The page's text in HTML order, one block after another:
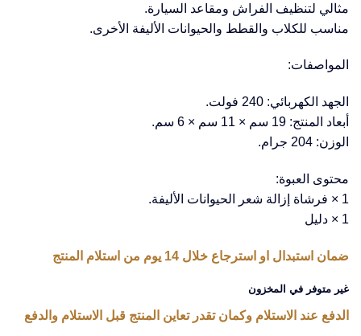
مثالي لتنظيف الفراش ومقاعد السيارة.
مناسب للكلاب والقطط والحيوانات الأليفة الأخرى.
المواصفات:
الجهد الكهربائي: 240 فولت.
أبعاد المنتج: 19 سم × 11 سم × 6 سم.
الوزن: 204 جرام.
محتوى العبوة:
1 × فرشاة إزالة شعر الحيوانات الأليفة.
1 × دليل
ضمان استبدال او استرجاع خلال 14 يوم من استلام المنتج
غير متوفر في المخزون
الدفع عند الاستلام وكمان تقدر تعاين المنتج قبل الاستلام والدفع